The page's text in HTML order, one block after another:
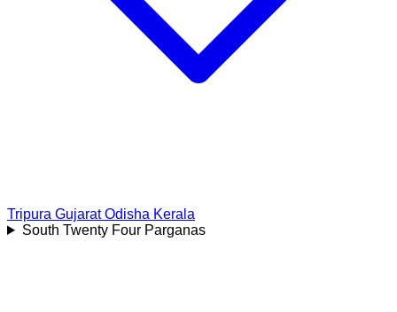
Tripura Gujarat Odisha Kerala
South Twenty Four Parganas